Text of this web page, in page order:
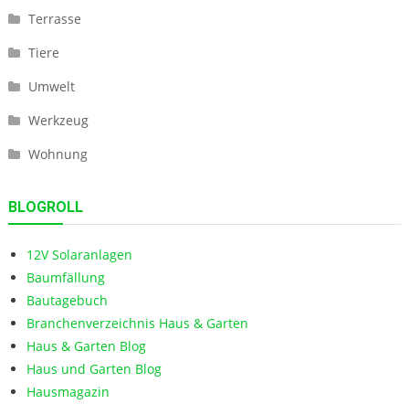
Terrasse
Tiere
Umwelt
Werkzeug
Wohnung
BLOGROLL
12V Solaranlagen
Baumfällung
Bautagebuch
Branchenverzeichnis Haus & Garten
Haus & Garten Blog
Haus und Garten Blog
Hausmagazin